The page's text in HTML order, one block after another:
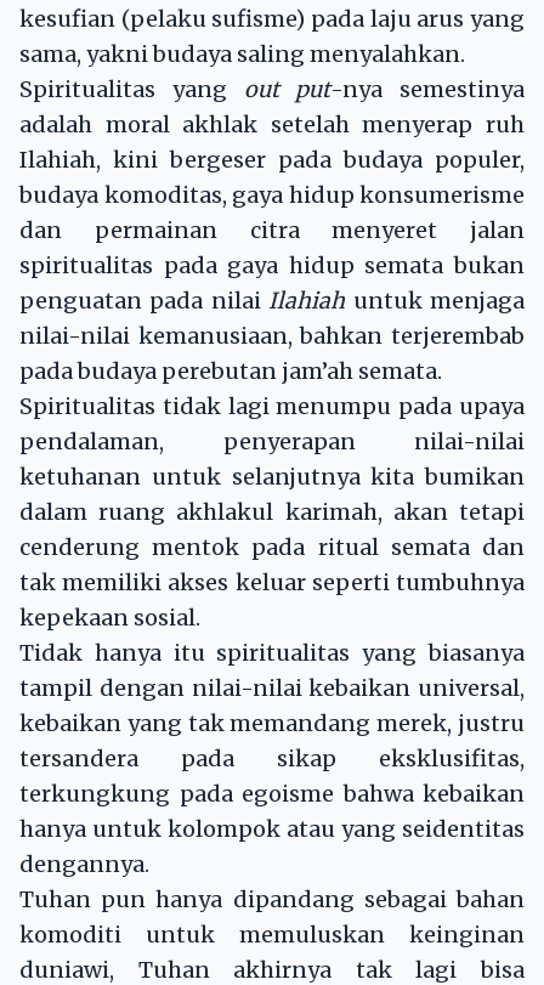
kesufian (pelaku sufisme) pada laju arus yang
sama, yakni budaya saling menyalahkan.
Spiritualitas yang out put-nya semestinya
adalah moral akhlak setelah menyerap ruh
Ilahiah, kini bergeser pada budaya populer,
budaya komoditas, gaya hidup konsumerisme
dan permainan citra menyeret jalan
spiritualitas pada gaya hidup semata bukan
penguatan pada nilaiIlahiah untuk menjaga
nilai-nilai kemanusiaan, bahkan terjerembab
pada budaya perebutan jam’ah semata.
Spiritualitas tidak lagi menumpu pada upaya
pendalaman, penyerapan nilai-nilai
ketuhanan untuk selanjutnya kita bumikan
dalam ruang akhlakul karimah, akan tetapi
cenderung mentok pada ritual semata dan
tak memiliki akses keluar seperti tumbuhnya
kepekaan sosial.
Tidak hanya itu spiritualitas yang biasanya
tampil dengan nilai-nilai kebaikan universal,
kebaikan yang tak memandang merek, justru
tersandera pada sikap eksklusifitas,
terkungkung pada egoisme bahwa kebaikan
hanya untuk kolompok atau yang seidentitas
dengannya.
Tuhan pun hanya dipandang sebagai bahan
komoditi untuk memuluskan keinginan
duniawi, Tuhan akhirnya tak lagi bisa